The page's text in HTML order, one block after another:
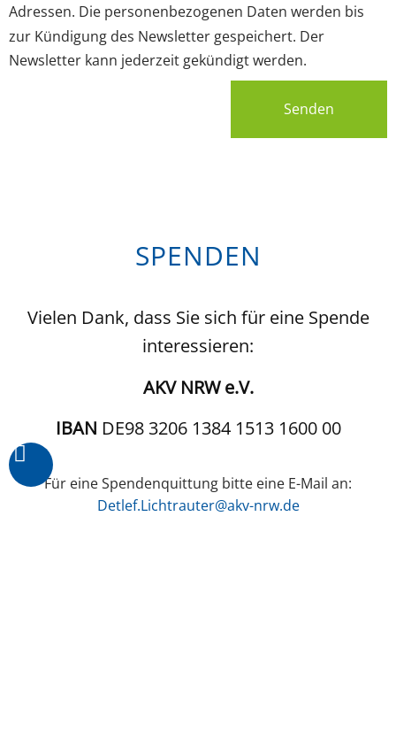
Adressen. Die personenbezogenen Daten werden bis
zur Kündigung des Newsletter gespeichert. Der
Newsletter kann jederzeit gekündigt werden.
Senden
SPENDEN
Vielen Dank, dass Sie sich für eine Spende
interessieren:
AKV NRW e.V.
IBAN DE98 3206 1384 1513 1600 00
Für eine Spendenquittung bitte eine E-Mail an:
Detlef.Lichtrauter@akv-nrw.de